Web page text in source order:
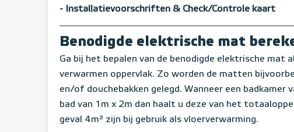
- Installatievoorschriften & Check/Controle kaart
Benodigde elektrische mat
Ga bij het bepalen van de benodigde elektrische
verwarmen oppervlak. Zo worden de matten
en/of douchebakken gelegd. Wanneer een badkamer
bad van 1m x 2m dan haalt u deze van het
geval 4m² zijn bij gebruik als vloerverwarming.